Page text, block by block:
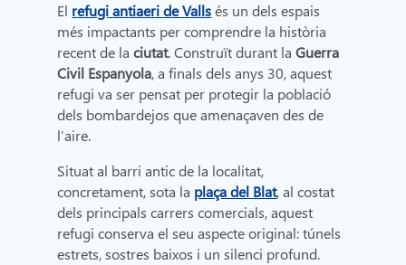
El refugi antiaeri de Valls és un dels espais
més impactants per comprendre la història
recent de laciutat. Construït durant laGuerra
Civil Espanyola, a finals dels anys 30, aquest
refugi va ser pensat per protegir la població
dels bombardejos que amenaçaven des de
l’aire.
Situat al barri antic de la localitat,
concretament, sota la plaça del Blat, al costat
dels principals carrers comercials, aquest
refugi conserva el seu aspecte original: túnels
estrets, sostres baixos i un silenci profund.